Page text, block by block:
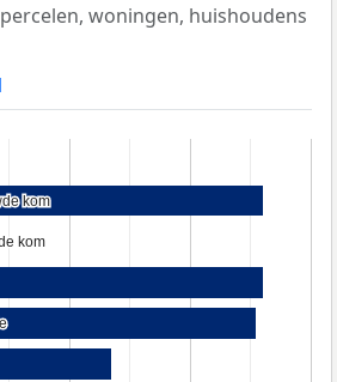
woningen, huishoudens
kom
kom
kom
kom